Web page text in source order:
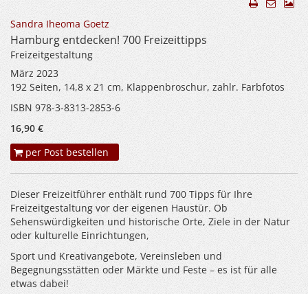
Sandra Iheoma Goetz
Hamburg entdecken! 700 Freizeittipps
Freizeitgestaltung
März 2023
192 Seiten, 14,8 x 21 cm, Klappenbroschur, zahlr. Farbfotos
ISBN 978-3-8313-2853-6
16,90 €
per Post bestellen
Dieser Freizeitführer enthält rund 700 Tipps für Ihre
Freizeitgestaltung vor der eigenen Haustür. Ob
Sehenswürdigkeiten und historische Orte, Ziele in der Natur
oder kulturelle Einrichtungen,
Sport­ und Kreativangebote, Vereinsleben und
Begegnungsstätten oder Märkte und Feste – es ist für alle
etwas dabei!